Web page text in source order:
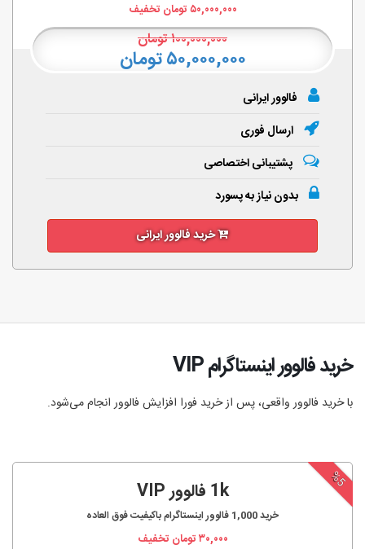
۵۰,۰۰۰,۰۰۰تومان تخفیف
۱۰۰,۰۰۰,۰۰۰تومان
۵۰,۰۰۰,۰۰۰ تومان
فالوور ایرانی
ارسال فوری
پشتیبانی اختصاصی
بدون نیاز به پسورد
خرید فالوور ایرانی
خرید فالوور اینستاگرام VIP
با خرید فالوور واقعی، پس از خرید فورا افزایش فالوور انجام‌ می‌شود.
%5 1k فالوور VIP
خرید1,000 فالوور اینستاگرام باکیفیت فوق العاده
۳۰,۰۰۰تومان تخفیف